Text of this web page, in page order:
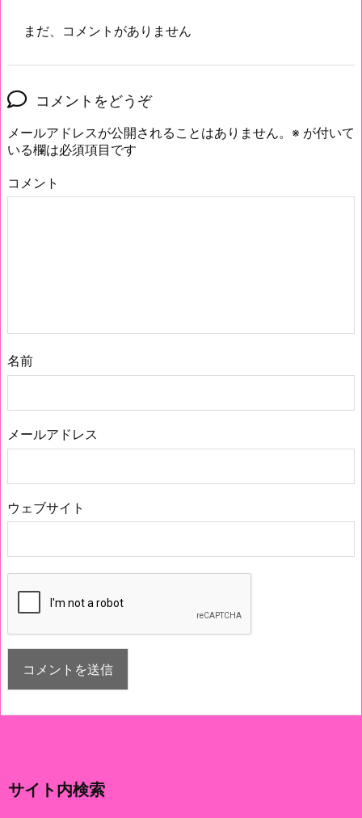
まだ、コメントがありません
コメントをどうぞ
メールアドレスが公開されることはありません。 ※ が付いて
いる欄は必須項目です
コメント
名前
メールアドレス
ウェブサイト
サイト内検索